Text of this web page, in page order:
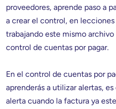
proveedores, aprende paso a
a crear el control, en
trabajando este mismo
control de cuentas por pagar.
En el control de cuentas por
aprenderás a utilizar alertas,
alerta cuando la factura ya